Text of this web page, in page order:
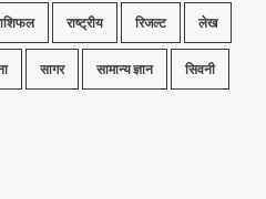
राष्ट्रीय रिजल्ट लेख
सागर सामान्य ज्ञान सिवनी